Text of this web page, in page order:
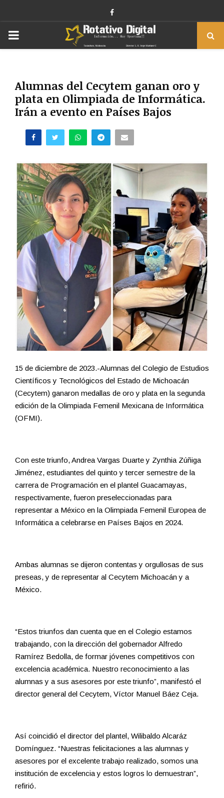
Facebook
PRIMARY
Alumnas del Cecytem ganan oro y
plata en Olimpiada de Informática.
Irán a evento en Países Bajos
15 de diciembre de 2023.-Alumnas del Colegio de Estudios
Científicos y Tecnológicos del Estado de Michoacán
(Cecytem) ganaron medallas de oro y plata en la segunda
edición de la Olimpiada Femenil Mexicana de Informática
(OFMI).
Con este triunfo, Andrea Vargas Duarte y Zynthia Zúñiga
Jiménez, estudiantes del quinto y tercer semestre de la
carrera de Programación en el plantel Guacamayas,
respectivamente, fueron preseleccionadas para
representar a México en la Olimpiada Femenil Europea de
Informática a celebrarse en Países Bajos en 2024.
Ambas alumnas se dijeron contentas y orgullosas de sus
preseas, y de representar al Cecytem Michoacán y a
México.
“Estos triunfos dan cuenta que en el Colegio estamos
trabajando, con la dirección del gobernador Alfredo
Ramírez Bedolla, de formar jóvenes competitivos con
excelencia académica. Nuestro reconocimiento a las
alumnas y a sus asesores por este triunfo”, manifestó el
director general del Cecytem, Víctor Manuel Báez Ceja.
Así coincidió el director del plantel, Wilibaldo Alcaráz
Domínguez. “Nuestras felicitaciones a las alumnas y
asesores por el excelente trabajo realizado, somos una
institución de excelencia y estos logros lo demuestran”,
refirió.